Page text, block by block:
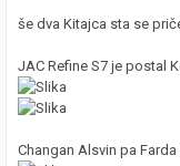
še dva Kitajca sta se
JAC Refine S7 je postal
Changan Alsvin pa Farda